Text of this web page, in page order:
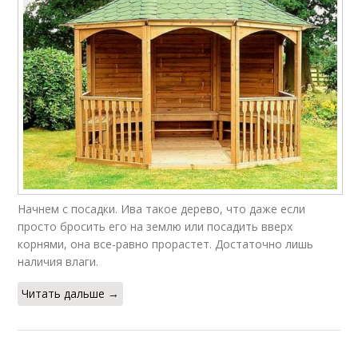
Начнем с посадки. Ива такое дерево, что даже если
просто бросить его на землю или посадить вверх
корнями, она все-равно прорастет. Достаточно лишь
наличия влаги.
Читать дальше →